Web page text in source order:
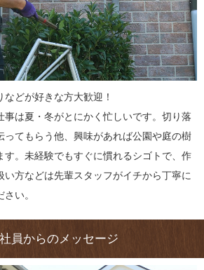
どが好きな方大歓迎！
事は夏・冬がとにかく忙しいです。切り落
ってもらう他、興味があれば公園や庭の樹
す。未経験でもすぐに慣れるシゴトで、作
い方などは先輩スタッフがイチから丁寧に
い。
員からのメッセージ